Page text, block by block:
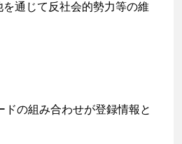
通じて反社会的勢力等の維
の組み合わせが登録情報と